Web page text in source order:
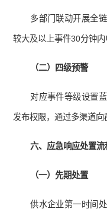
多部门联动开展全
较大及以上事件30分钟内
（二）四级预警
对应事件等级设置
发布权限，通过多渠道向
六、应急响应处置流
（一）先期处置
供水企业第一时间